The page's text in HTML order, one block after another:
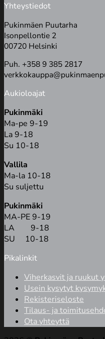
Yhteystiedot
Pukinmäen Puutarha
Isonpellontie 2
00720 Helsinki
Puh. +358 9 385 2817
Aukioloajat
Pukinmäki
Ma-pe 9-19
La 9-18
Su 10-18
Vallila
Ma-la 10-18
Su suljettu
Pukinmäki
MA-PE 9-19
LA 9-18
SU 10-18
Pikalinkit
Viherkasvit ja ruukut
Usein kysytyt
Rekisteriseloste
Tilaus- ja
Ota yhteyttä